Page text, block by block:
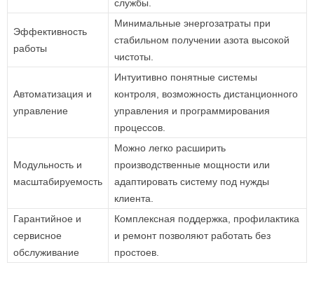
службы.
Эффективность
работы
Минимальные энергозатраты при
стабильном получении азота высокой
чистоты.
Автоматизация и
управление
Интуитивно понятные системы
контроля, возможность дистанционного
управления и программирования
процессов.
Модульность и
масштабируемость
Можно легко расширить
производственные мощности или
адаптировать систему под нужды
клиента.
Гарантийное и
сервисное
обслуживание
Комплексная поддержка, профилактика
и ремонт позволяют работать без
простоев.